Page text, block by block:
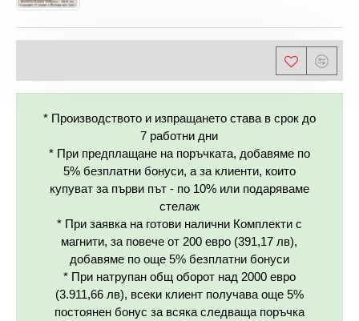
* Производството и изпращането става в срок до
7 работни дни
* При предплащане на поръчката, добавяме по
5% безплатни бонуси, а за клиенти, които
купуват за първи път - по 10% или подаряваме
стелаж
* При заявка на готови налични Комплекти с
магнити, за повече от 200 евро (391,17 лв),
добавяме по още 5% безплатни бонуси
* При натрупан общ оборот над 2000 евро
(3.911,66 лв), всеки клиент получава още 5%
постоянен бонус за всяка следваща поръчка